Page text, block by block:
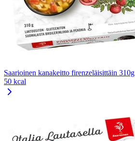
Saarioinen kanakeitto firenzeläisittäin 310g
50 kcal